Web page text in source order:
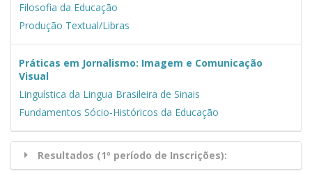
Filosofia da Educação
Produção Textual/Libras
Práticas em Jornalismo: Imagem e Comunicação
Visual
Linguística da Lingua Brasileira de Sinais
Fundamentos Sócio-Históricos da Educação
Resultados (1º período de Inscrições):